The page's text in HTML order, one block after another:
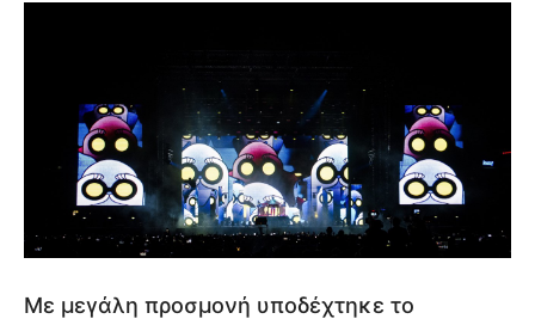
Με μεγάλη προσμονή υποδέχτηκε το